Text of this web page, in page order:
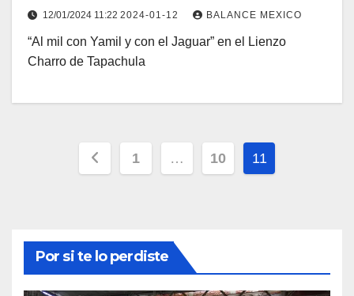
12/01/2024 11:22 2024-01-12 BALANCE MEXICO
“Al mil con Yamil y con el Jaguar” en el Lienzo
Charro de Tapachula
Paginación
1 … 10 11
Por si te lo perdiste